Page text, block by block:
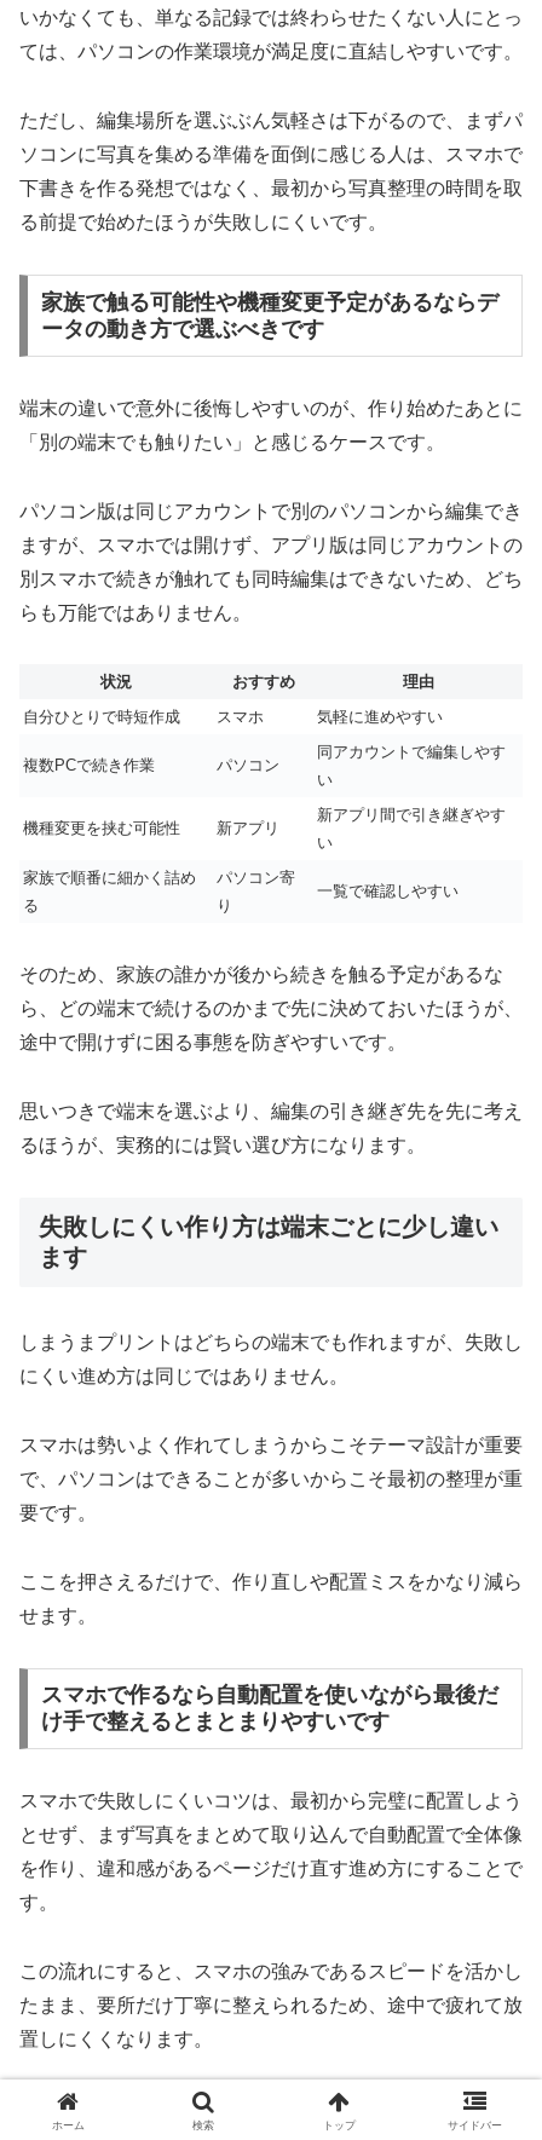
いかなくても、単なる記録では終わらせたくない人にとっ
ては、パソコンの作業環境が満足度に直結しやすいです。
ただし、編集場所を選ぶぶん気軽さは下がるので、まずパ
ソコンに写真を集める準備を面倒に感じる人は、スマホで
下書きを作る発想ではなく、最初から写真整理の時間を取
る前提で始めたほうが失敗しにくいです。
家族で触る可能性や機種変更予定があるならデ
ータの動き方で選ぶべきです
端末の違いで意外に後悔しやすいのが、作り始めたあとに
「別の端末でも触りたい」と感じるケースです。
パソコン版は同じアカウントで別のパソコンから編集でき
ますが、スマホでは開けず、アプリ版は同じアカウントの
別スマホで続きが触れても同時編集はできないため、どち
らも万能ではありません。
状況 おすすめ
理由
自分ひとりで時短作成
スマホ 気軽に進めやすい
複数PCで続き作業 パソコン
同アカウントで編集しやす
い
機種変更を挟む可能性 新アプリ
新アプリ間で引き継ぎやす
い
家族で順番に細かく詰め
る
パソコン寄
り
一覧で確認しやすい
そのため、家族の誰かが後から続きを触る予定があるな
ら、どの端末で続けるのかまで先に決めておいたほうが、
途中で開けずに困る事態を防ぎやすいです。
思いつきで端末を選ぶより、編集の引き継ぎ先を先に考え
るほうが、実務的には賢い選び方になります。
失敗しにくい作り方は端末ごとに少し違い
ます
しまうまプリントはどちらの端末でも作れますが、失敗し
にくい進め方は同じではありません。
スマホは勢いよく作れてしまうからこそテーマ設計が重要
で、パソコンはできることが多いからこそ最初の整理が重
要です。
ここを押さえるだけで、作り直しや配置ミスをかなり減ら
せます。
スマホで作るなら自動配置を使いながら最後だ
け手で整えるとまとまりやすいです
スマホで失敗しにくいコツは、最初から完璧に配置しよう
とせず、まず写真をまとめて取り込んで自動配置で全体像
を作り、違和感があるページだけ直す進め方にすることで
す。
この流れにすると、スマホの強みであるスピードを活かし
たまま、要所だけ丁寧に整えられるため、途中で疲れて放
置しにくくなります。
テーマを1冊1つに絞る
ホーム 検索 トップ サイドバー